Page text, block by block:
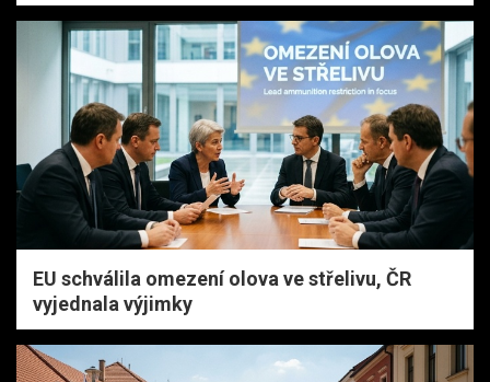
EU schválila omezení olova ve střelivu, ČR
vyjednala výjimky